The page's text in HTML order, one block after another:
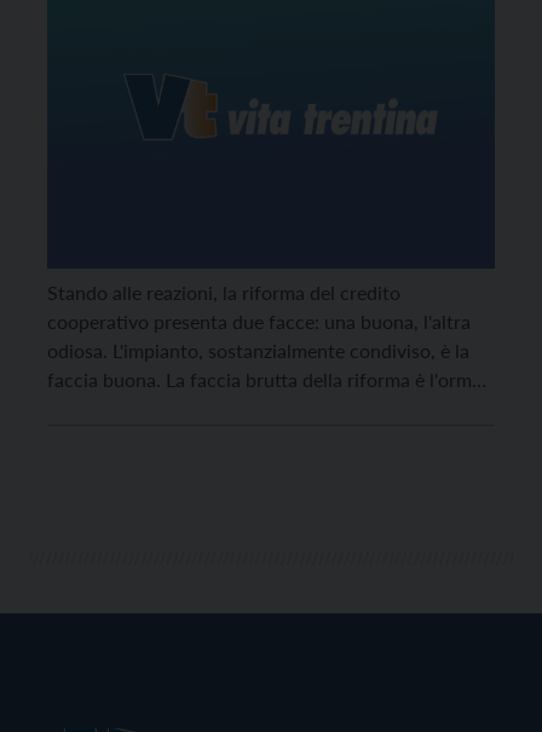
Stando alle reazioni, la riforma del credito
cooperativo presenta due facce: una buona, l'altra
odiosa. L'impianto, sostanzialmente condiviso, è la
faccia buona. La faccia brutta della riforma è l'ormai